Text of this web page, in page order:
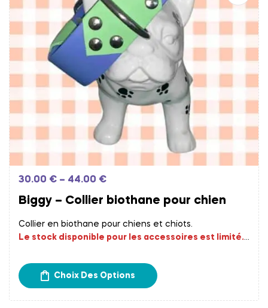
30.00 € – 44.00 €
Biggy – Collier biothane pour chien
Collier en biothane pour chiens et chiots.
Le stock disponible pour les accessoires est limité.
chaque début de semaine.Un délai de 15 à 20 jours
est donc à prévoir avant la réception de votre
commande.
Frais d’expédition calculés à l’étape du paiement.
Choix Des Options